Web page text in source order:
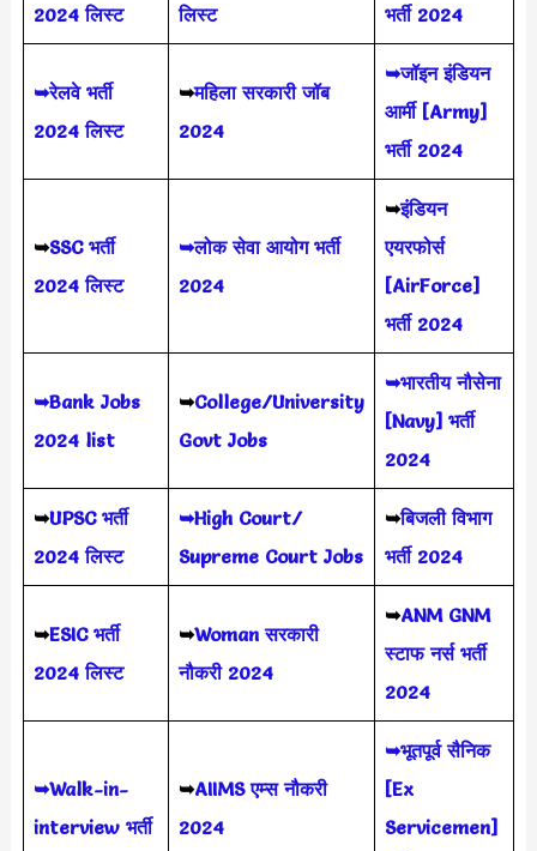
2024 लिस्ट
लिस्ट
भर्ती 2024
➥रेलवे भर्ती
2024 लिस्ट
➥महिला सरकारी जॉब
2024
➥जॉइन इंडियन
आर्मी [Army]
भर्ती 2024
➥SSC भर्ती
2024 लिस्ट
➥लोक सेवा आयोग भर्ती
2024
➥इंडियन
एयरफोर्स
[AirForce]
भर्ती 2024
➥Bank Jobs
2024 list
➥College/University
Govt Jobs
➥भारतीय नौसेना
[Navy] भर्ती
2024
➥UPSC भर्ती
2024 लिस्ट
➥High Court/
Supreme Court Jobs
➥बिजली विभाग
भर्ती 2024
➥ESIC भर्ती
2024 लिस्ट
➥Woman सरकारी
नौकरी 2024
➥ANM GNM
स्टाफ नर्स भर्ती
2024
➥Walk-in-
interview भर्ती
➥AIIMS एम्स नौकरी
2024
➥भूतपूर्व सैनिक
[Ex
Servicemen]